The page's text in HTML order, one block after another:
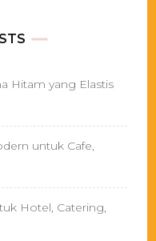
Hitam yang Elastis
untuk Cafe,
Hotel, Catering,